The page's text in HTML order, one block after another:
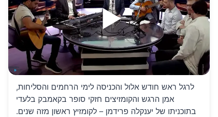
p
p
לרגל ראש חודש אלול והכניסה לימי הרחמים והסליחות,
אמן הרגש והקומזיצים חזקי סופר בקאמבק בלעדי
בתוכניתו של יענקלה פרידמן – לקומזיץ ראשון מזה שנים.